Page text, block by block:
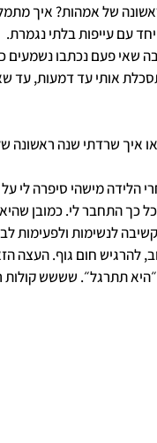
של אמהות? איך
עם עייפות בלתי נגמרת.
שאי פעם נכתבו נשמעים
אותי עד דמעות, עד
איך שרדתי שנה ראשונה
הלידה מישהי סיפרה לי
כך התחבר לי. כמובן
לנשימות ולפעימות
להרגיש חום גוף. העצה
תתרגל״. שששש קולות